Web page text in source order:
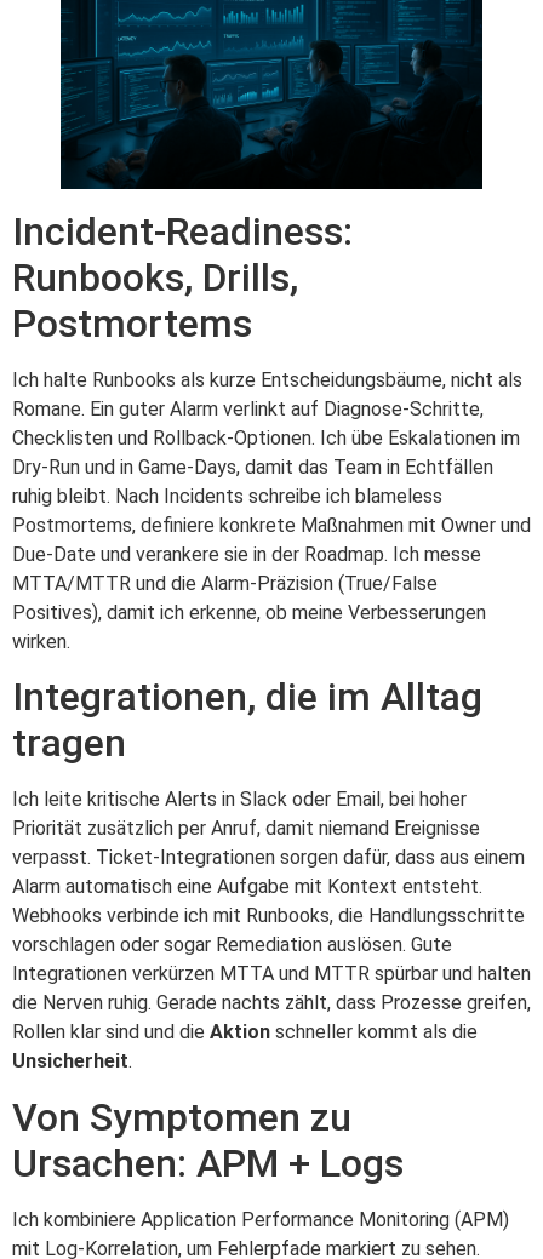
Incident-Readiness:
Runbooks, Drills,
Postmortems
Ich halte Runbooks als kurze Entscheidungsbäume, nicht als
Romane. Ein guter Alarm verlinkt auf Diagnose‑Schritte,
Checklisten und Rollback‑Optionen. Ich übe Eskalationen im
Dry‑Run und in Game‑Days, damit das Team in Echtfällen
ruhig bleibt. Nach Incidents schreibe ich blameless
Postmortems, definiere konkrete Maßnahmen mit Owner und
Due‑Date und verankere sie in der Roadmap. Ich messe
MTTA/MTTR und die Alarm‑Präzision (True/False
Positives), damit ich erkenne, ob meine Verbesserungen
wirken.
Integrationen, die im Alltag
tragen
Ich leite kritische Alerts in Slack oder Email, bei hoher
Priorität zusätzlich per Anruf, damit niemand Ereignisse
verpasst. Ticket-Integrationen sorgen dafür, dass aus einem
Alarm automatisch eine Aufgabe mit Kontext entsteht.
Webhooks verbinde ich mit Runbooks, die Handlungsschritte
vorschlagen oder sogar Remediation auslösen. Gute
Integrationen verkürzen MTTA und MTTR spürbar und halten
die Nerven ruhig. Gerade nachts zählt, dass Prozesse greifen,
Rollen klar sind und die Aktion schneller kommt als die
Unsicherheit.
Von Symptomen zu
Ursachen: APM + Logs
Ich kombiniere Application Performance Monitoring (APM)
mit Log-Korrelation, um Fehlerpfade markiert zu sehen.